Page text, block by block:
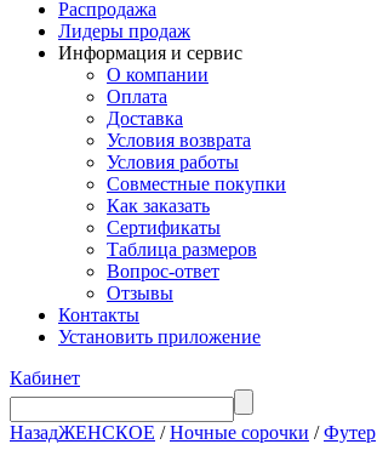
Распродажа
Лидеры продаж
Информация и сервис
О компании
Оплата
Доставка
Условия возврата
Условия работы
Совместные покупки
Как заказать
Сертификаты
Таблица размеров
Вопрос-ответ
Отзывы
Контакты
Установить приложение
Кабинет
НазадЖЕНСКОЕ /Ночные сорочки /Футер